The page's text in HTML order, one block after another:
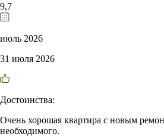
9,7
июль 2026
31 июля 2026
Достоинства:
Очень хорошая квартира с новым
необходимого.